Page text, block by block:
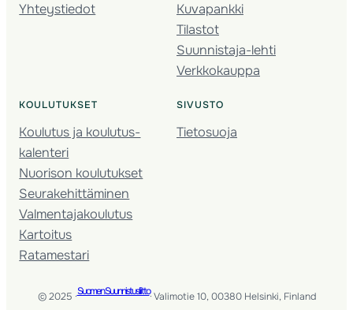
Yhteystiedot
Kuvapankki
Tilastot
Suunnistaja-lehti
Verkkokauppa
KOULUTUKSET
Koulutus ja koulutus­
kalenteri
Nuorison koulutukset
Seura­kehittäminen
Valmentaja­koulutus
Kartoitus
Ratamestari
SIVUSTO
Tietosuoja
© 2025 ·Suomen Suunnistusliitto· Valimotie 10, 00380 Helsinki, Finland